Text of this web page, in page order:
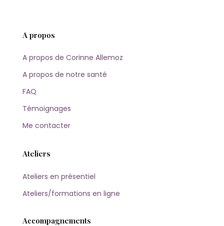
A propos
A propos de Corinne Allemoz
A propos de notre santé
FAQ
Témoignages
Me contacter
Ateliers
Ateliers en présentiel
Ateliers/formations en ligne
Accompagnements